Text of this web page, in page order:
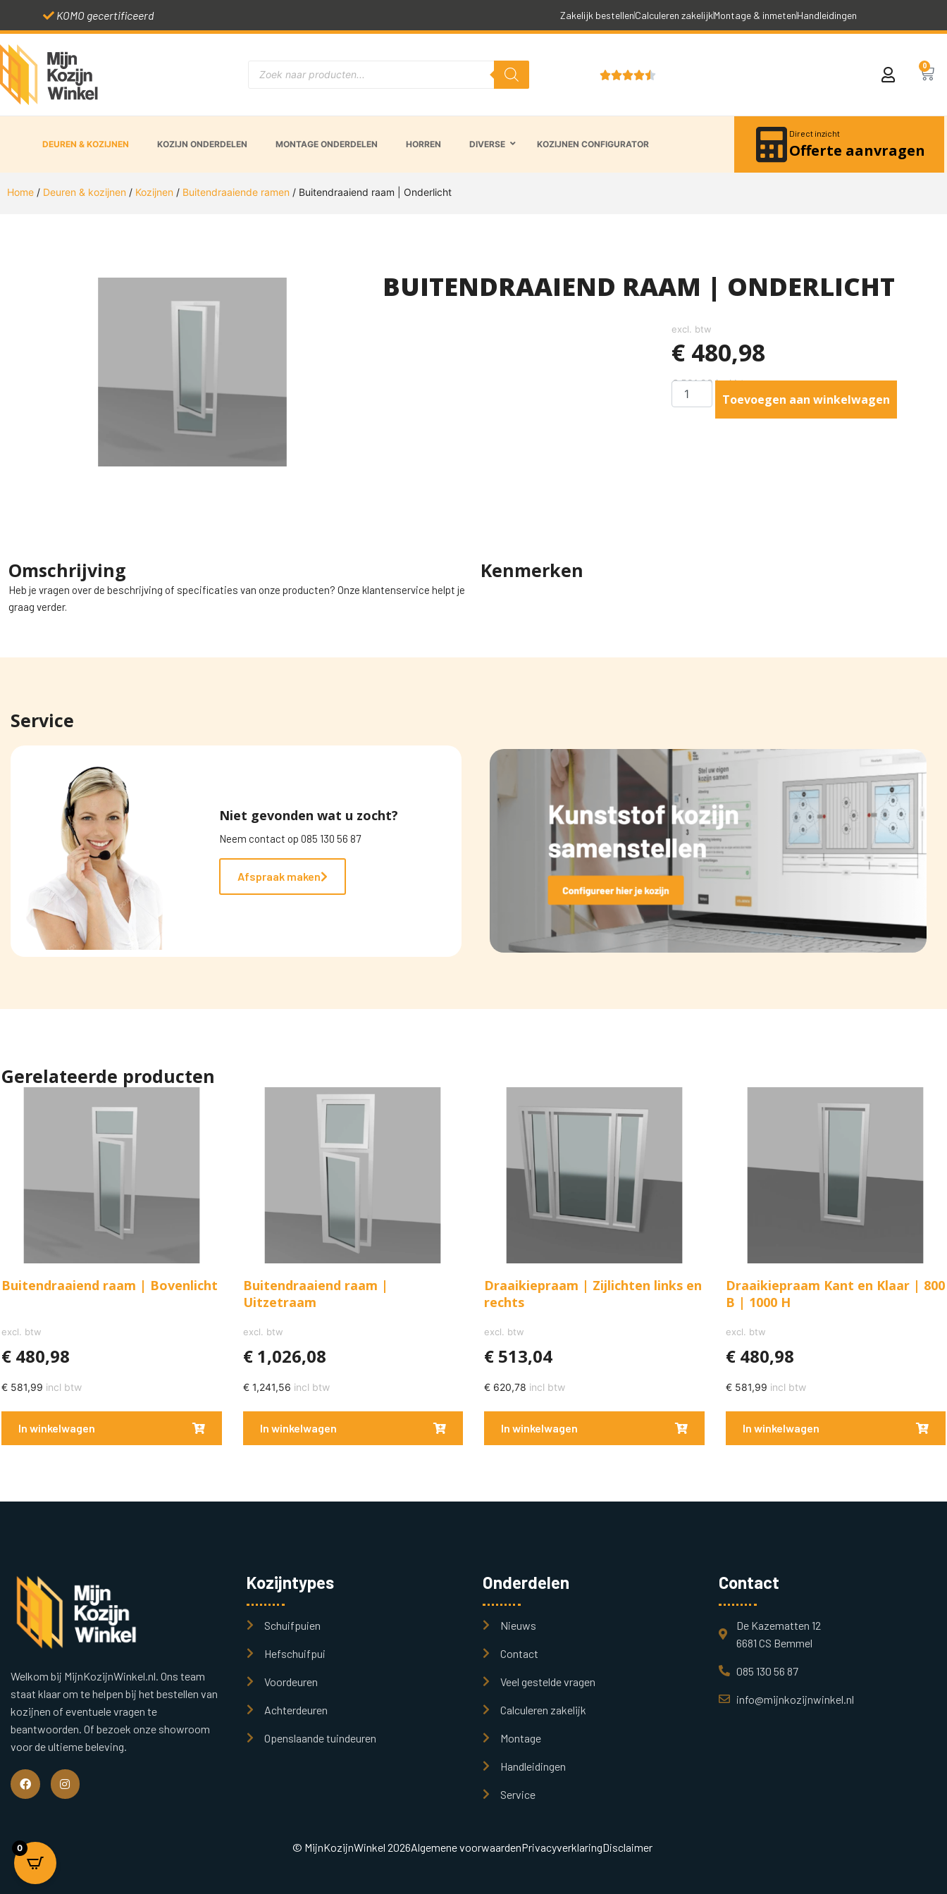
KOMO gecertificeerd Zakelijk bestellenCalculeren zakelijkMontage & inmetenHandleidingen

0
DEUREN & KOZIJNEN KOZIJN ONDERDELEN MONTAGE ONDERDELEN HORREN DIVERSE KOZIJNEN CONFIGURATOR
Direct inzicht
Offerte aanvragen
Home / Deuren & kozijnen / Kozijnen / Buitendraaiende ramen / Buitendraaiend raam | Onderlicht
BUITENDRAAIEND RAAM | ONDERLICHT
excl. btw
€480,98
€581,99 incl btw
Toevoegen aan winkelwagen
Omschrijving
Heb je vragen over de beschrijving of specificaties van onze producten? Onze klantenservice helpt je
graag verder.
Kenmerken
Service
Niet gevonden wat u zocht?
Neem contact op 085 130 56 87
Afspraak maken
Gerelateerde producten
Buitendraaiend raam | Bovenlicht
excl. btw
€ 480,98
€ 581,99 incl btw
In winkelwagen
Buitendraaiend raam |
Uitzetraam
excl. btw
€1,026,08
€1,241,56 incl btw
In winkelwagen
Draaikiepraam | Zijlichten links en
rechts
excl. btw
€ 513,04
€ 620,78 incl btw
In winkelwagen
Draaikiepraam Kant en Klaar | 800
B | 1000 H
excl. btw
€480,98
€581,99 incl btw
In winkelwagen
Welkom bij MijnKozijnWinkel.nl. Ons team
staat klaar om te helpen bij het bestellen van
kozijnen of eventuele vragen te
beantwoorden. Of bezoek onze showroom
voor de ultieme beleving.
Kozijntypes
Schuifpuien
Hefschuifpui
Voordeuren
Achterdeuren
Openslaande tuindeuren
Onderdelen
Nieuws
Contact
Veel gestelde vragen
Calculeren zakelijk
Montage
Handleidingen
Service
Contact
De Kazematten 12
6681 CS Bemmel
085 130 56 87
info@mijnkozijnwinkel.nl
© MijnKozijnWinkel 2026Algemene voorwaardenPrivacyverklaringDisclaimer
0